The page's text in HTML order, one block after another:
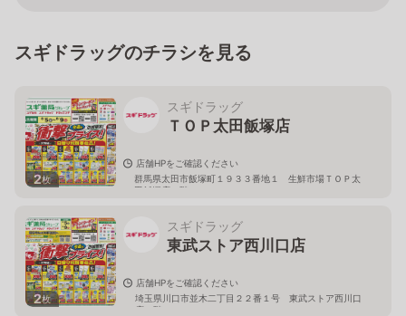
スギドラッグのチラシを見る
2枚
スギドラッグ
ＴＯＰ太田飯塚店
店舗HPをご確認ください
群馬県太田市飯塚町１９３３番地１ 生鮮市場ＴＯＰ太
田飯塚店１階
2枚
スギドラッグ
東武ストア西川口店
店舗HPをご確認ください
埼玉県川口市並木二丁目２２番１号 東武ストア西川口
店２階